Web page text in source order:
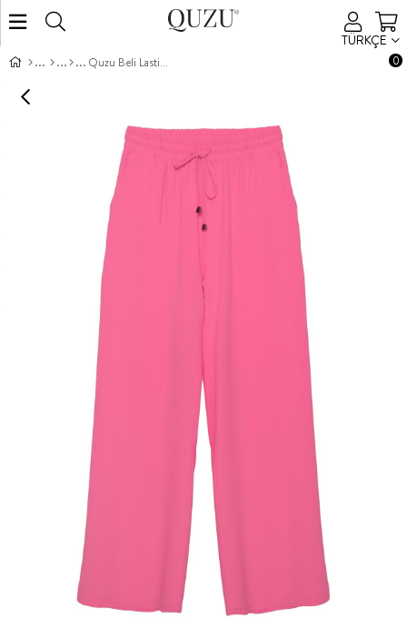
TÜRKÇE
0
Quzu Beli Lastikli Bol Paça Pantolon Pembe